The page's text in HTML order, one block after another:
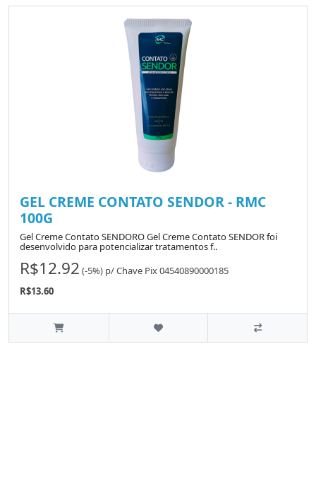
GEL CREME CONTATO SENDOR - RMC
100G
Gel Creme Contato SENDORO Gel Creme Contato SENDOR foi
desenvolvido para potencializar tratamentos f..
R$12.92 (-5%) p/Chave Pix 04540890000185
R$13.60